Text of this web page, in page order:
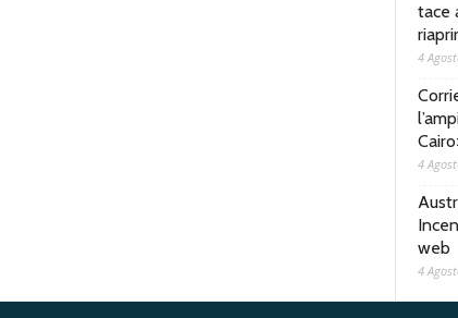
tace
4
4
web
4